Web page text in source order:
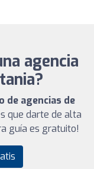
agencia
de agencias de
que darte de alta
guía es gratuito!